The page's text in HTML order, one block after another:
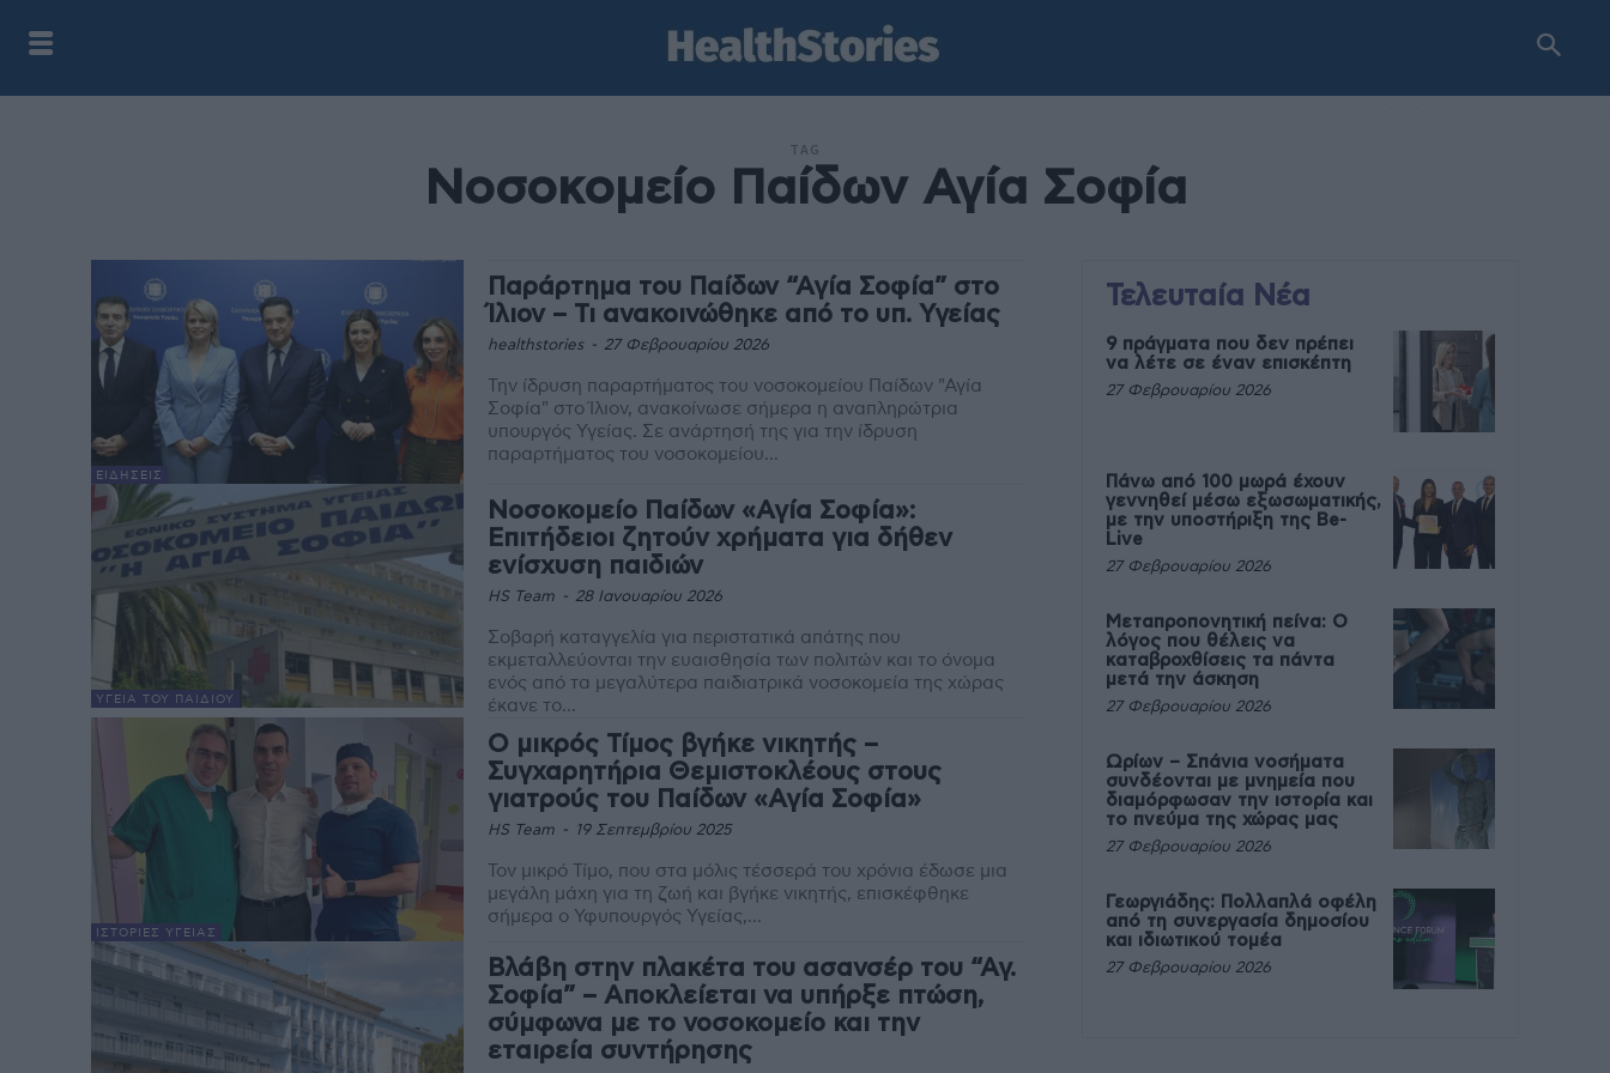
TAG
Νοσοκομείο Παίδων Αγία Σοφία
ΕΙΔΉΣΕΙΣ
Παράρτημα του Παίδων “Αγία Σοφία” στο
Ίλιον – Τι ανακοινώθηκε από το υπ. Υγείας
healthstories - 27 Φεβρουαρίου 2026
Την ίδρυση παραρτήματος του νοσοκομείου Παίδων "Αγία
Σοφία" στο Ίλιον, ανακοίνωσε σήμερα η αναπληρώτρια
υπουργός Υγείας. Σε ανάρτησή της για την ίδρυση
παραρτήματος του νοσοκομείου...
ΥΓΕΊΑ ΤΟΥ ΠΑΙΔΙΟΎ
Νοσοκομείο Παίδων «Αγία Σοφία»:
Επιτήδειοι ζητούν χρήματα για δήθεν
ενίσχυση παιδιών
HS Team - 28 Ιανουαρίου 2026
Σοβαρή καταγγελία για περιστατικά απάτης που
εκμεταλλεύονται την ευαισθησία των πολιτών και το όνομα
ενός από τα μεγαλύτερα παιδιατρικά νοσοκομεία της χώρας
έκανε το...
ΙΣΤΟΡΊΕΣ ΥΓΕΊΑΣ
Ο μικρός Τίμος βγήκε νικητής –
Συγχαρητήρια Θεμιστοκλέους στους
γιατρούς του Παίδων «Αγία Σοφία»
HS Team - 19 Σεπτεμβρίου 2025
Τον μικρό Τίμο, που στα μόλις τέσσερά του χρόνια έδωσε μια
μεγάλη μάχη για τη ζωή και βγήκε νικητής, επισκέφθηκε
σήμερα ο Υφυπουργός Υγείας,...
Βλάβη στην πλακέτα του ασανσέρ του “Αγ.
Σοφία” – Αποκλείεται να υπήρξε πτώση,
σύμφωνα με το νοσοκομείο και την
εταιρεία συντήρησης
Τελευταία Νέα
9 πράγματα που δεν πρέπει
να λέτε σε έναν επισκέπτη
27 Φεβρουαρίου 2026
Πάνω από 100 μωρά έχουν
γεννηθεί μέσω εξωσωματικής,
με την υποστήριξη της Be-
Live
27 Φεβρουαρίου 2026
Μεταπροπονητική πείνα: Ο
λόγος που θέλεις να
καταβροχθίσεις τα πάντα
μετά την άσκηση
27 Φεβρουαρίου 2026
Ωρίων – Σπάνια νοσήματα
συνδέονται με μνημεία που
διαμόρφωσαν την ιστορία και
το πνεύμα της χώρας μας
27 Φεβρουαρίου 2026
Γεωργιάδης: Πολλαπλά οφέλη
από τη συνεργασία δημοσίου
και ιδιωτικού τομέα
27 Φεβρουαρίου 2026